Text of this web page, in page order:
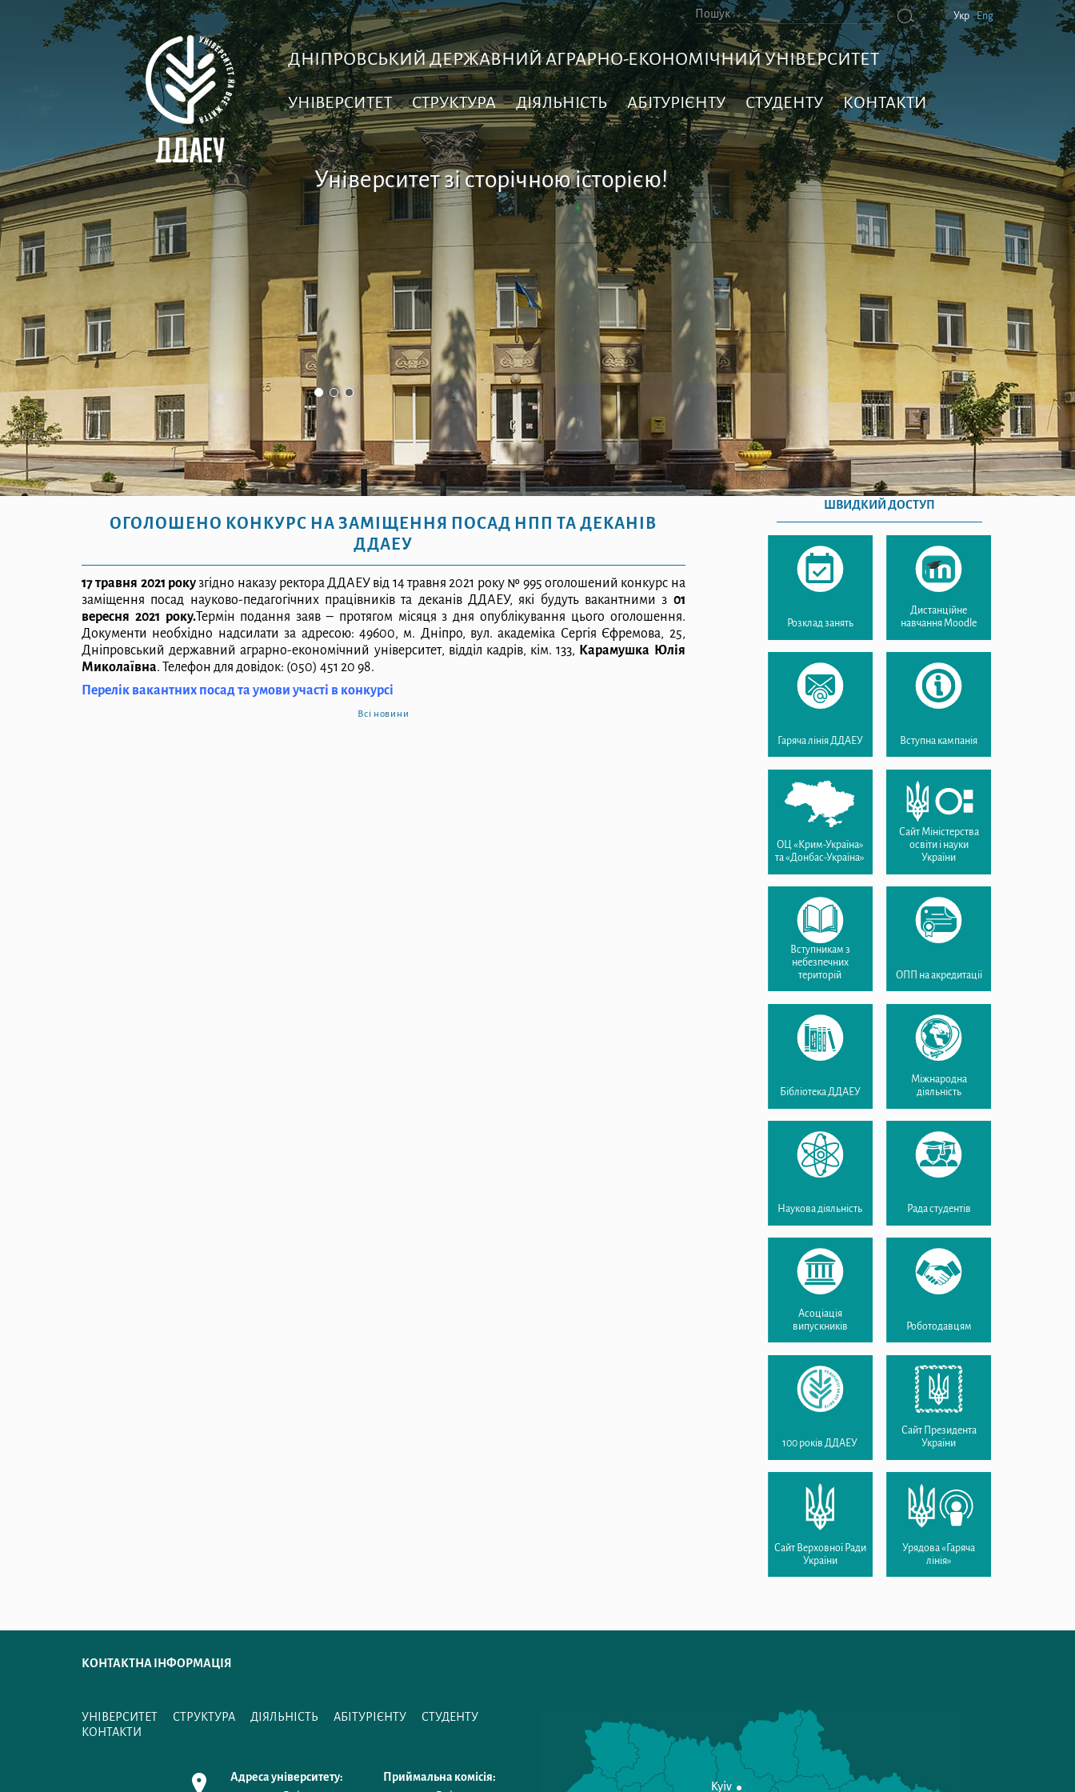
Укр Eng
ДНІПРОВСЬКИЙ ДЕРЖАВНИЙ АГРАРНО-ЕКОНОМІЧНИЙ УНІВЕРСИТЕТ
УНІВЕРСИТЕТ СТРУКТУРА ДІЯЛЬНІСТЬ АБІТУРІЄНТУ СТУДЕНТУ КОНТАКТИ
Університет зі сторічною історією!
ОГОЛОШЕНО КОНКУРС НА ЗАМІЩЕННЯ ПОСАД НПП ТА ДЕКАНІВ
ДДАЕУ
17 травня 2021 року згідно наказу ректора ДДАЕУ від 14 травня 2021 року № 995 оголошений конкурс на
заміщення посад науково-педагогічних працівників та деканів ДДАЕУ, які будуть вакантними з 01
вересня 2021 року.Термін подання заяв – протягом місяця з дня опублікування цього оголошення.
Документи необхідно надсилати за адресою: 49600, м. Дніпро, вул. академіка Сергія Єфремова, 25,
Дніпровський державний аграрно-економічний університет, відділ кадрів, кім. 133, Карамушка Юлія
Миколаївна. Телефон для довідок: (050) 451 20 98.
Перелік вакантних посад та умови участі в конкурсі
Всі новини
ШВИДКИЙ ДОСТУП
Розклад занять
Дистанційне
навчання Moodle
Гаряча лінія ДДАЕУ Вступна кампанія
ОЦ «Крим-Україна»
та «Донбас-Україна»
Сайт Міністерства
освіти і науки
України
Вступникам з
небезпечних
територій
ОПП на акредитації
Бібліотека ДДАЕУ
Міжнародна
діяльність
Наукова діяльність Рада студентів
Асоціація
випускників
Роботодавцям
100 років ДДАЕУ
Сайт Президента
України
Сайт Верховної Ради
України
Урядова «Гаряча
лінія»
КОНТАКТНА ІНФОРМАЦІЯ
УНІВЕРСИТЕТ СТРУКТУРА ДІЯЛЬНІСТЬ АБІТУРІЄНТУ
СТУДЕНТУ
КОНТАКТИ
Адреса університету:
Приймальна комісія: